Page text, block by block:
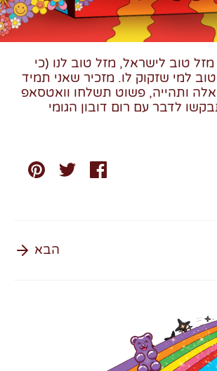
טוב לישראל, מזל טוב לנו (כי
למי שזקוק לו. מזכיר שאני תמיד
ותהייה, פשוט תשלחו וואטסאפ
לדבר עם רום דובון הגומי
שתף שתף שתף
הבא